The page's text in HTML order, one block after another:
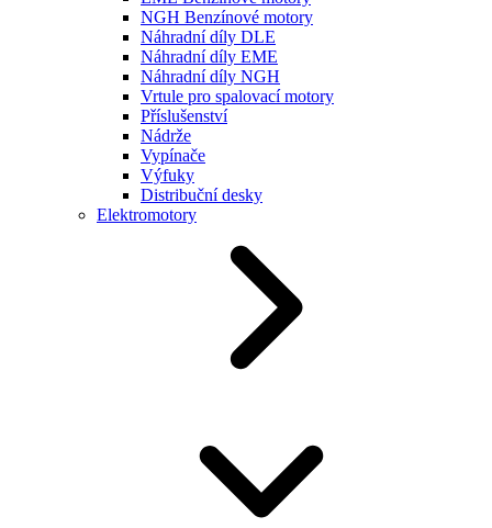
NGH Benzínové motory
Náhradní díly DLE
Náhradní díly EME
Náhradní díly NGH
Vrtule pro spalovací motory
Příslušenství
Nádrže
Vypínače
Výfuky
Distribuční desky
Elektromotory